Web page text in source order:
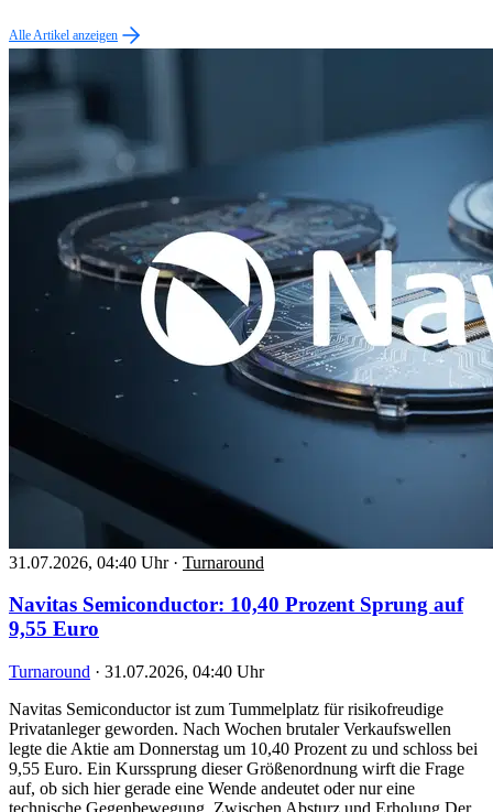
Alle Artikel anzeigen
31.07.2026, 04:40 Uhr · Turnaround
Navitas Semiconductor: 10,40 Prozent Sprung auf
9,55 Euro
Turnaround · 31.07.2026, 04:40 Uhr
Navitas Semiconductor ist zum Tummelplatz für risikofreudige
Privatanleger geworden. Nach Wochen brutaler Verkaufswellen
legte die Aktie am Donnerstag um 10,40 Prozent zu und schloss bei
9,55 Euro. Ein Kurssprung dieser Größenordnung wirft die Frage
auf, ob sich hier gerade eine Wende andeutet oder nur eine
technische Gegenbewegung. Zwischen Absturz und Erholung Der